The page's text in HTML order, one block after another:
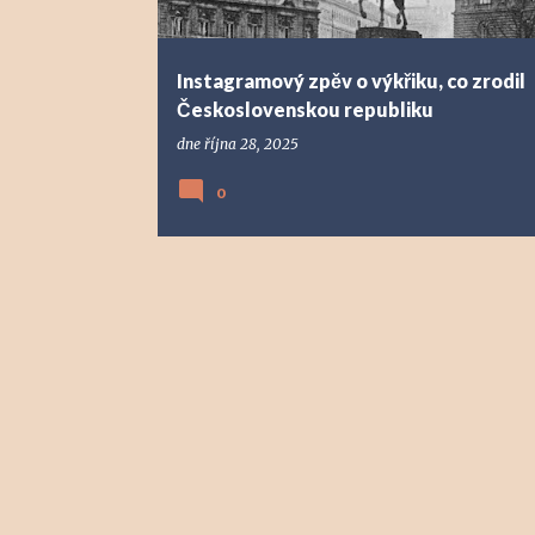
ě
Instagramový zpěv o výkřiku, co zrodil
Československou republiku
dne října 28, 2025
0